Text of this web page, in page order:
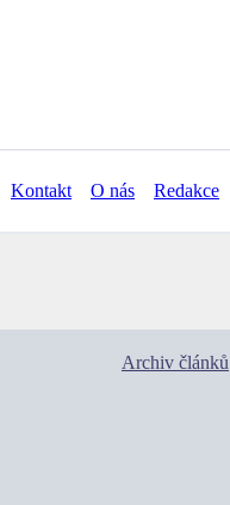
Kontakt O nás Redakce
Archiv článků